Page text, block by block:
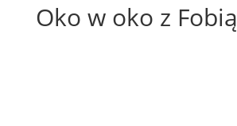
Oko w oko z Fobią